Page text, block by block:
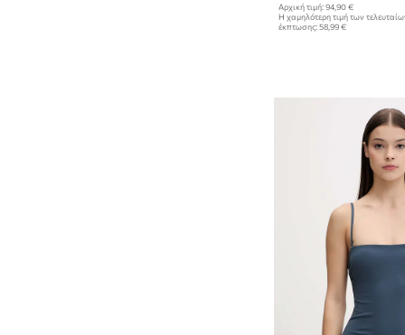
Αρχική τιμή: 94,90 €
Η χαμηλότερη τιμή των
έκπτωσης: 58,99 €